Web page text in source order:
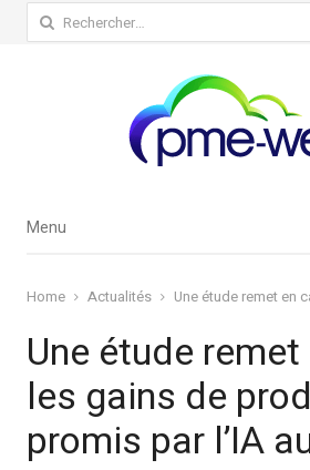
Rechercher :
Menu
Menu
Home Actualités Une étude remet en
Une étude
les gains de
promis par l’IA